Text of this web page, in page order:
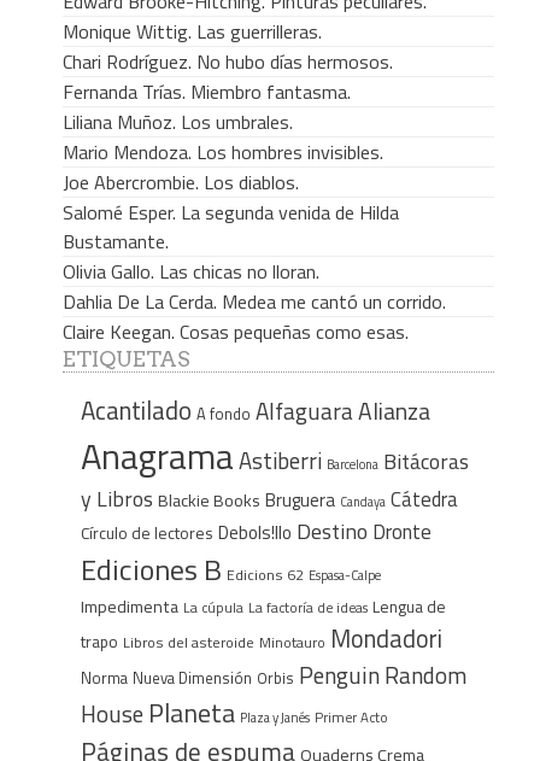
Monique Wittig. Las guerrilleras.
Chari Rodríguez. No hubo días hermosos.
Fernanda Trías. Miembro fantasma.
Liliana Muñoz. Los umbrales.
Mario Mendoza. Los hombres invisibles.
Joe Abercrombie. Los diablos.
Salomé Esper. La segunda venida de Hilda
Bustamante.
Olivia Gallo. Las chicas no lloran.
Dahlia De La Cerda. Medea me cantó un corrido.
Claire Keegan. Cosas pequeñas como esas.
ETIQUETAS
Acantilado A fondo AlfaguaraAlianza
AnagramaAstiberri Barcelona Bitácoras
y Libros Blackie Books Bruguera Candaya Cátedra
Círculo de lectores Debols!llo Destino Dronte
Ediciones B Edicions 62 Espasa-Calpe
Impedimenta La cúpula La factoría de ideas Lengua de
trapo Libros del asteroide Minotauro Mondadori
Norma Nueva Dimensión Orbis Penguin Random
House Planeta Plaza y Janés Primer Acto
Páginas de espumaQuaderns Crema